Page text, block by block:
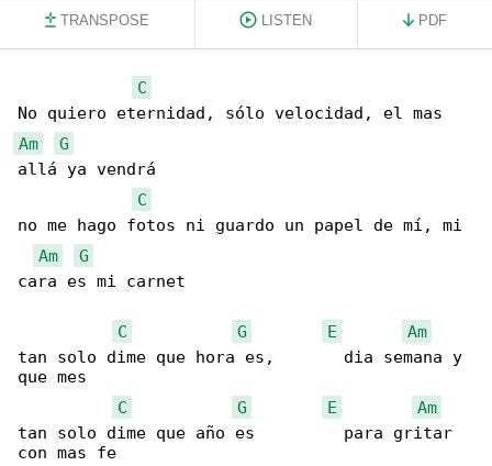
TRANSPOSE LISTEN PDF
C
Am
G
allá ya vendrá
C
no me hago fotos ni guardo un papel de mí, mi
Am
G
cara es mi carnet
C G E
Am
tan solo dime que hora es,       dia semana y
que mes
C
G E
Am
tan solo dime que año es         para gritar
con mas fe